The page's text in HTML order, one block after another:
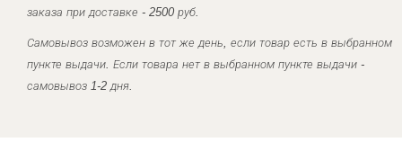
заказа при доставке - 2500 руб.
Самовывоз возможен в тот же день, если товар есть в выбранном
пункте выдачи. Если товара нет в выбранном пункте выдачи -
самовывоз 1-2 дня.